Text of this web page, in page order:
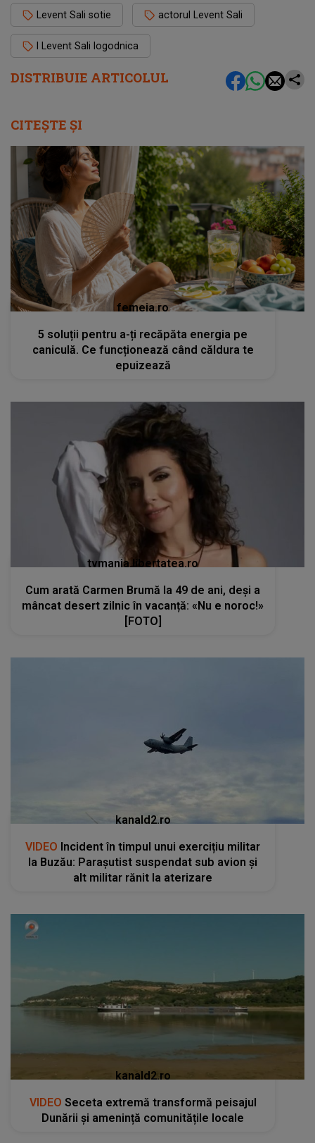
DISTRIBUIE ARTICOLUL
Levent Sali sotie actorul Levent Sali
l Levent Sali logodnica
CITEȘTE ȘI
femeia.ro
5 soluții pentru a-ți recăpăta energia pe
caniculă. Ce funcționează când căldura te
epuizează
tvmania.libertatea.ro
Cum arată Carmen Brumă la 49 de ani, deși a
mâncat desert zilnic în vacanță: «Nu e noroc!»
[FOTO]
kanald2.ro
VIDEO Incident în timpul unui exercițiu militar
la Buzău: Parașutist suspendat sub avion și
alt militar rănit la aterizare
kanald2.ro
VIDEO Seceta extremă transformă peisajul
Dunării și amenință comunitățile locale